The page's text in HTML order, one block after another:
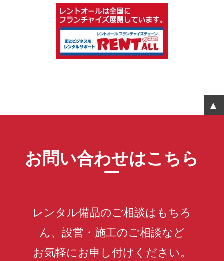
お問い合わせはこちら
レンタル備品のご相談はもちろ
ん、設営・施工のご相談など
お気軽にお申し付けください。